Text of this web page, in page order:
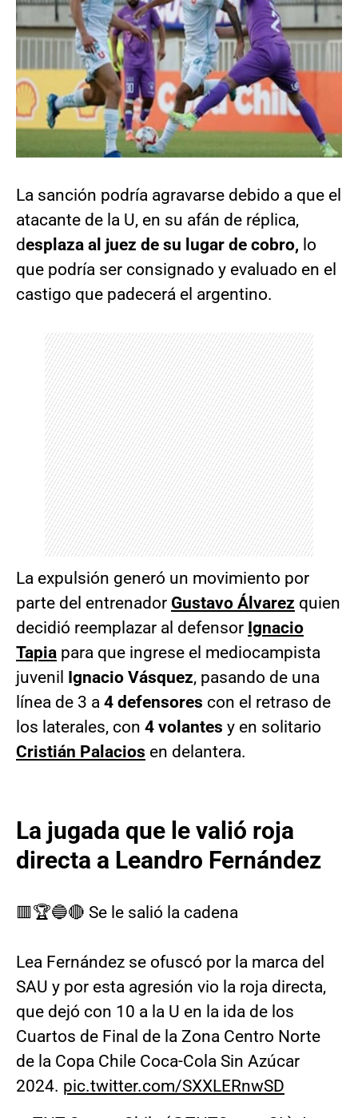
La sanción podría agravarse debido a que el
atacante de la U, en su afán de réplica,
desplaza al juez de su lugar de cobro, lo
que podría ser consignado y evaluado en el
castigo que padecerá el argentino.
La expulsión generó un movimiento por
parte del entrenador Gustavo Álvarez quien
decidió reemplazar al defensor Ignacio
Tapia para que ingrese el mediocampista
juvenil
Ignacio Vásquez, pasando de una
línea de 3 a 4 defensores con el retraso de
los laterales, con 4 volantes y en solitario
Cristián Palacios en delantera.
La jugada que le valió roja
directa a Leandro Fernández
🟥🏆🔵🔴 Se le salió la cadena
Lea Fernández se ofuscó por la marca del
SAU y por esta agresión vio la roja directa,
que dejó con 10 a la U en la ida de los
Cuartos de Final de la Zona Centro Norte
de la Copa Chile Coca-Cola Sin Azúcar
2024. pic.twitter.com/SXXLERnwSD